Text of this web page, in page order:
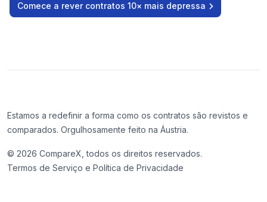
Comece a rever contratos 10× mais depressa
Estamos a redefinir a forma como os contratos são revistos e
comparados. Orgulhosamente feito na Áustria.
© 2026 CompareX, todos os direitos reservados.
Termos de Serviço e Política de Privacidade